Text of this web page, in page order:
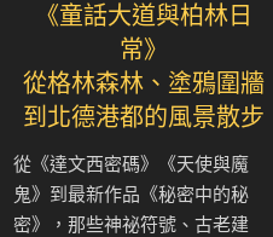
《童話大道與柏林日
常》
從格林森林、塗鴉圍牆
到北德港都的風景散步
從《達文西密碼》《天使與魔
鬼》到最新作品《秘密中的秘
密》，那些神祕符號、古老建